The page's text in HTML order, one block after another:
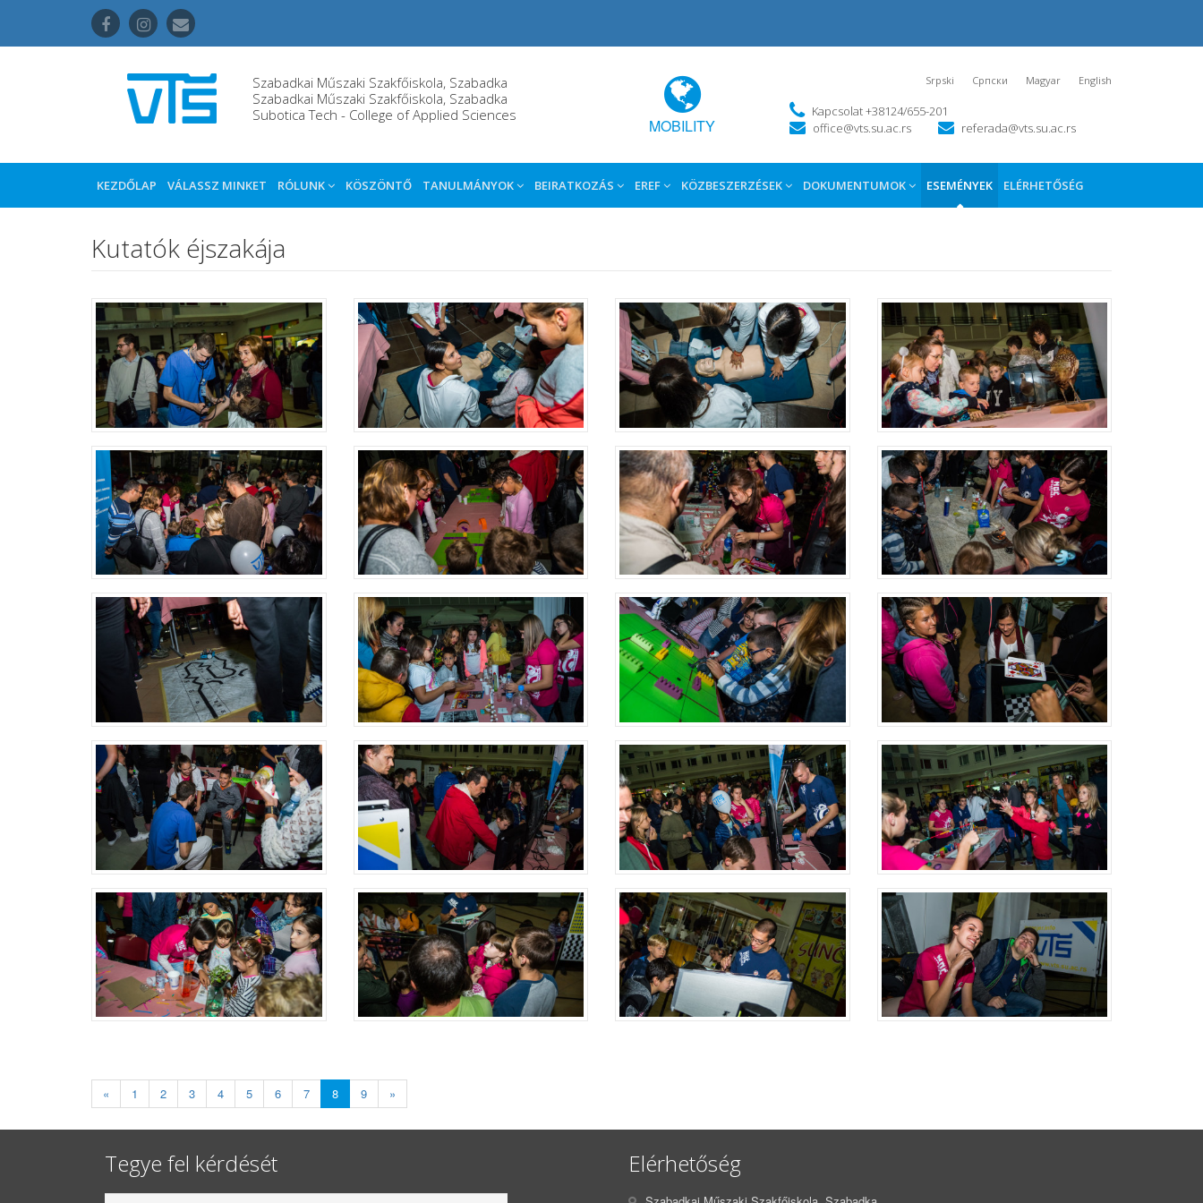
Szabadkai Műszaki Szakfőiskola, Szabadka
Szabadkai Műszaki Szakfőiskola, Szabadka
Subotica Tech - College of Applied Sciences
MOBILITY
Srpski Српски Magyar English
Kapcsolat +38124/655-201
office@vts.su.ac.rs
referada@vts.su.ac.rs
KEZDŐLAP VÁLASSZ MINKET RÓLUNK KÖSZÖNTŐ TANULMÁNYOK BEIRATKOZÁS EREF KÖZBESZERZÉSEK DOKUMENTUMOK ESEMÉNYEK ELÉRHETŐSÉG
Kutatók éjszakája
« 1 2 3 4 5 6 7 8 9 »
Tegye fel kérdését Elérhetőség